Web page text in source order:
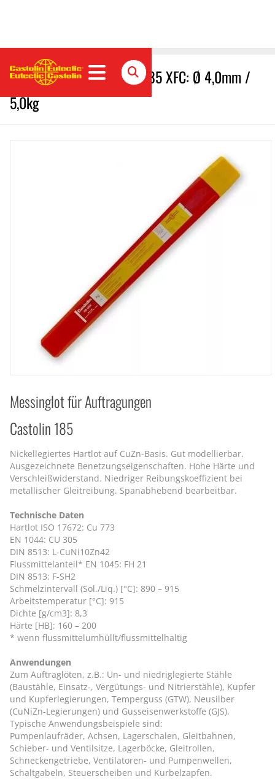
Castolin 185 Messinglot 185 XFC: Ø 4,0mm /
5,0kg
Messinglot für Auftragungen
Castolin 185
Nickellegiertes Hartlot auf CuZn-Basis. Gut modellierbar.
Ausgezeichnete Benetzungseigenschaften. Hohe Härte und
Verschleißwiderstand. Niedriger Reibungskoeffizient bei
metallischer Gleitreibung. Spanabhebend bearbeitbar.
Technische Daten
Hartlot ISO 17672: Cu 773
EN 1044: CU 305
DIN 8513: L-CuNi10Zn42
Flussmittelanteil* EN 1045: FH 21
DIN 8513: F-SH2
Schmelzintervall (Sol./Liq.) [°C]: 890 – 915
Arbeitstemperatur [°C]: 915
Dichte [g/cm3]: 8,3
Härte [HB]: 160 – 200
* wenn flussmittelumhüllt/flussmittelhaltig
Anwendungen
Zum Auftraglöten, z.B.: Un- und niedriglegierte Stähle
(Baustähle, Einsatz‑, Vergütungs- und Nitrierstähle), Kupfer
und Kupferlegierungen, Temperguss (GTW), Neusilber
(CuNiZn-Legierungen) und Gusseisenwerkstoffe (GJS).
Typische Anwendungsbeispiele sind:
Pumpenlaufräder, Achsen, Lagerschalen, Gleitbahnen,
Schieber- und Ventilsitze, Lagerböcke, Gleitrollen,
Schneckengetriebe, Ventilatoren- und Pumpenwellen,
Schaltgabeln, Steuerscheiben und Kurbelzapfen.